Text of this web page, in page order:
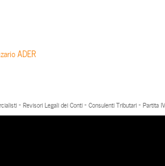
ADER
- Revisori Legali dei Conti - Consulenti Tributari -